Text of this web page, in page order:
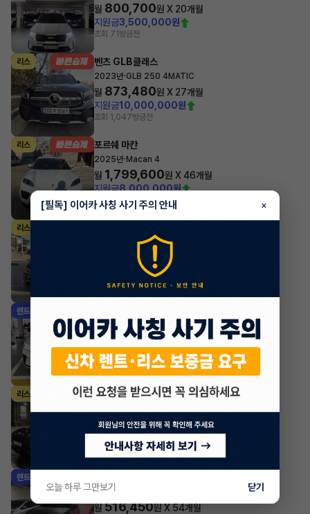
월 800,700원 X 20개월
지원금3,500,000원
조회 71 방금전
리스 벤츠 GLB클래스
2023년·GLB 250 4MATIC
월 873,480원 X 27개월
지원금10,000,000원
조회 1,047방금전
리스 포르쉐 마칸
2025년· Macan 4
월 1,799,600원 X46개월
지원금8,000,000원
조회 3,489방금전
리스
S580L 4MATIC
3,144,566 원 X
5,000,000원
조회 2,691방금전
렌트
2025년 1.5 HEV 아이코닉
월 582,290원 X50개월
지원금2,000,000원
조회 3,187 방금전
리스 제네시스 GV80
월1,209,520원 X46개월
조회 2,369 방금전
렌트
2026년
월 516,450원 X 54개월
[필독] 이어카 사칭 사기 주의 안내 ×
오늘 하루 그만보기 닫기